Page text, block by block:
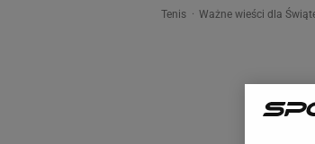
Tenis Ważne wieści dla